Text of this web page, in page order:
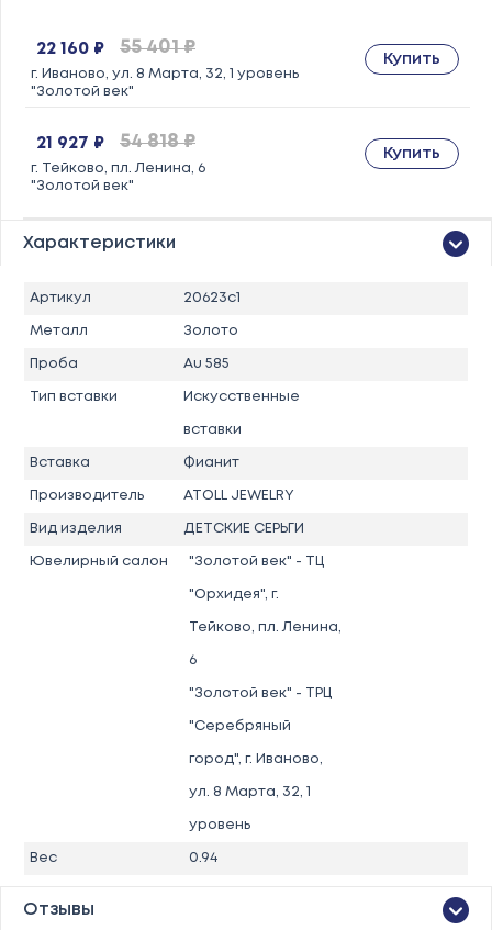
22 160 ₽ 55 401 ₽
г. Иваново, ул. 8 Марта, 32, 1 уровень
"Золотой век"
Купить
21 927 ₽ 54 818 ₽
г. Тейково, пл. Ленина, 6
"Золотой век"
Купить
Характеристики
Артикул 20623с1
Металл Золото
Проба Au 585
Тип вставки Искусственные
вставки
Вставка Фианит
Производитель ATOLL JEWELRY
Вид изделия ДЕТСКИЕ СЕРЬГИ
Ювелирный салон "Золотой век" - ТЦ
"Орхидея", г.
Тейково, пл. Ленина,
6
"Золотой век" - ТРЦ
"Серебряный
город", г. Иваново,
ул. 8 Марта, 32, 1
уровень
Вес 0.94
Отзывы